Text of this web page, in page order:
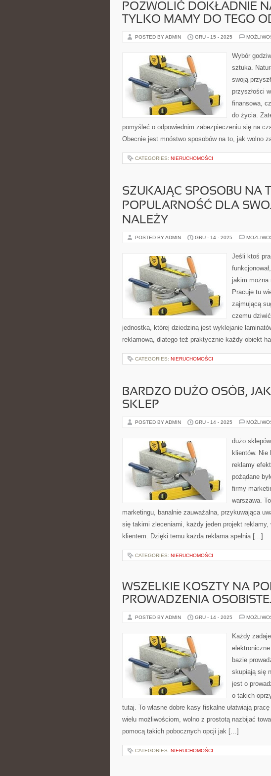
POZWOLIĆ DOKŁADNIE
TYLKO MAMY DO TEGO
POSTED BY ADMIN GRU - 15 - 2025
Wybór
sztuka.
swoją
przyszłości
finansowa,
do życia.
pomyśleć o odpowiednim zabezpieczeniu się na
Obecnie jest mnóstwo sposobów na to, jak wolno
CATEGORIES: NIERUCHOMOŚCI
SZUKAJĄC SPOSOBU NA
POPULARNOŚĆ DLA
NALEŻY
POSTED BY ADMIN GRU - 14 - 2025
Jeśli ktoś
jakim można
Pracuje tu
zajmującą
czemu
jednostka, której dziedziną jest wyklejanie
reklamowa, dlatego też praktycznie każdy obiekt
CATEGORIES: NIERUCHOMOŚCI
BARDZO DUŻO OSÓB,
SKLEP
POSTED BY ADMIN GRU - 14 - 2025
dużo
klientów.
reklamy
pożądane
firmy
warszawa.
marketingu, banalnie zauważalna, przykuwająca
się takimi zleceniami, każdy jeden projekt
klientem. Dzięki temu każda reklama spełnia […]
CATEGORIES: NIERUCHOMOŚCI
WSZELKIE KOSZTY NA
PROWADZENIA
POSTED BY ADMIN GRU - 14 - 2025
Każdy
bazie
skupiają się
jest o
o takich
tutaj. To własne dobre kasy fiskalne ułatwiają
wielu możliwościom, wolno z prostotą nazbijać
pomocą takich pobocznych opcji jak […]
CATEGORIES: NIERUCHOMOŚCI